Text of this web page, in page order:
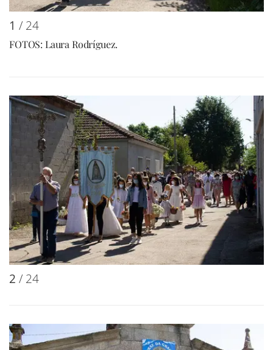
1 / 24
FOTOS: Laura Rodríguez.
2 / 24